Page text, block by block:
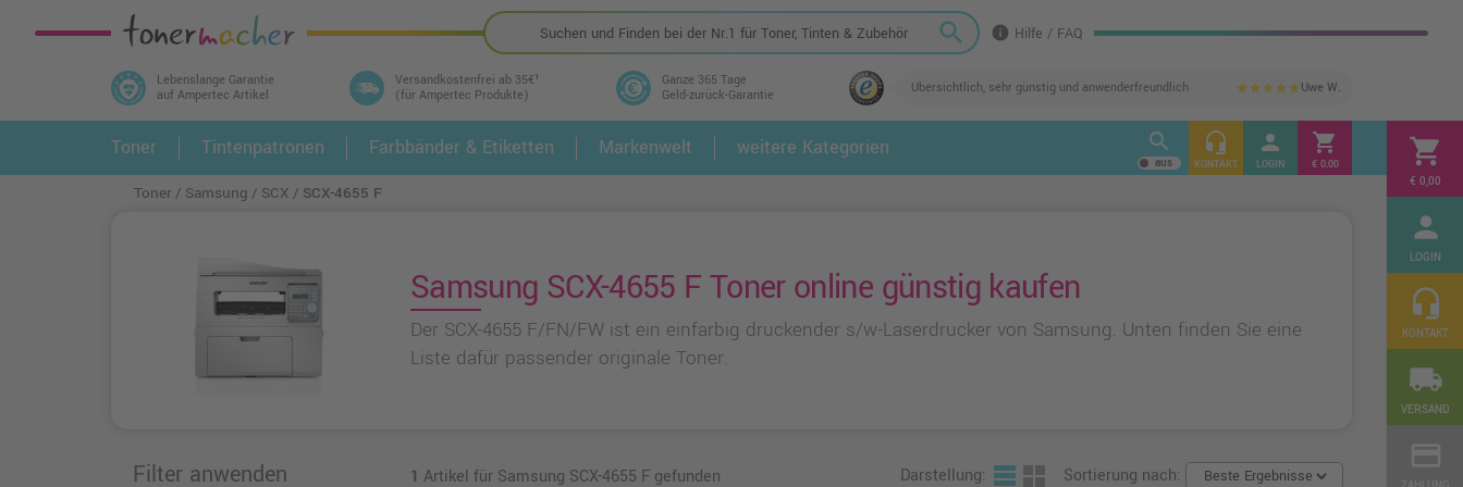
search info Hilfe / FAQ
Lebenslange Garantie
auf Ampertec Artikel
Versandkostenfrei ab 35€¹
(für Ampertec Produkte)
Ganze 365 Tage
Geld-zurück-Garantie
Übersichtlich, sehr günstig und anwenderfreundlich star star star star star Uwe W.
shopping_cart
€ 0,00
person
LOGIN
headset_mic
KONTAKT
local_shipping
VERSAND
In 3 einfachen Schritten ihr Druckermodell
und alle dazu passenden Artikel finden ➤ 1. 2.
Toner Tintenpatronen Farbbänder & Etiketten Markenwelt weitere Kategorien search headset_mic
KONTAKT
person
LOGIN
shopping_cart
€ 0,00
Toner Samsung SCX SCX-4655 F
Samsung SCX-4655 F Toner online günstig kaufen
Der SCX-4655 F/FN/FW ist ein einfarbig druckender s/w-Laserdrucker von Samsung. Unten finden Sie eine
Liste dafür passender originale Toner.
Filter anwenden 1 Artikel für Samsung SCX-4655 F gefunden Darstellung: Sortierung nach: